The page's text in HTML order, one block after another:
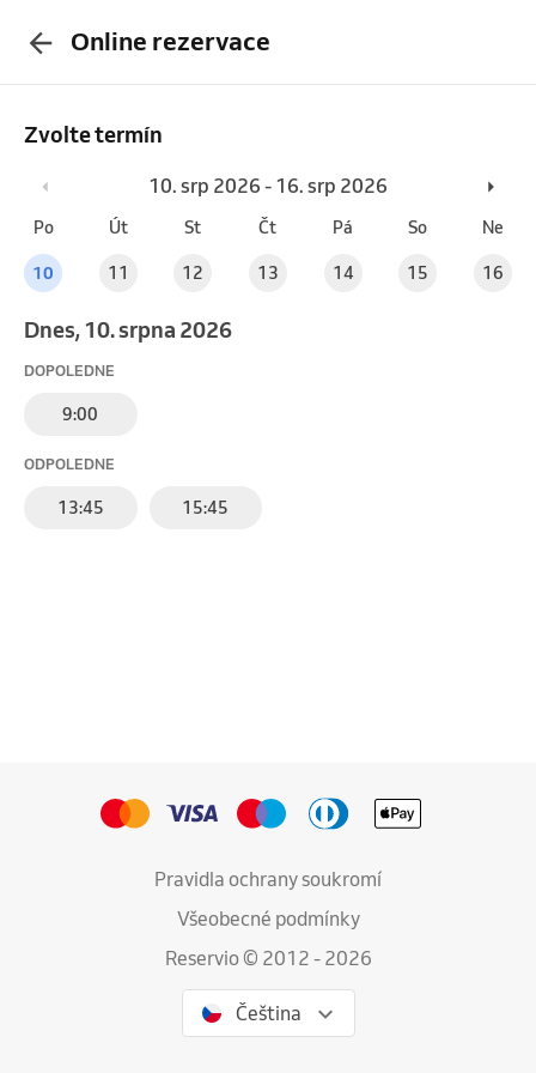
Online rezervace
Zvolte termín
10. srp 2026 - 16. srp 2026
Po Út St Čt Pá So Ne
10 11 12 13 14 15 16
Dnes, 10. srpna 2026
DOPOLEDNE
9:00
ODPOLEDNE
13:45 15:45
Pravidla ochrany soukromí
Všeobecné podmínky
Reservio © 2012 - 2026
Čeština